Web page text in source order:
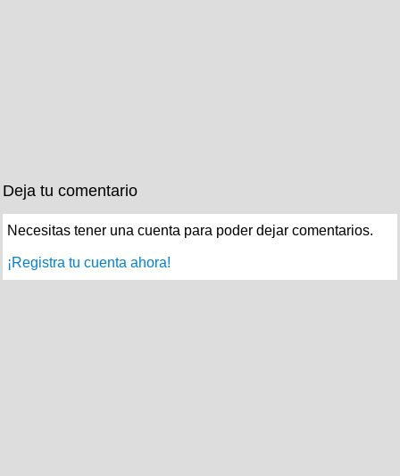
Deja tu comentario
Necesitas tener una cuenta para poder dejar comentarios.
¡Registra tu cuenta ahora!